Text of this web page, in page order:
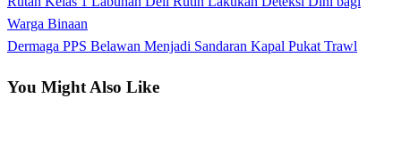
Navigasi
pos
Post
Warga Binaan
Next
Dermaga PPS Belawan Menjadi Sandaran Kapal Pukat Trawl
You Might Also Like